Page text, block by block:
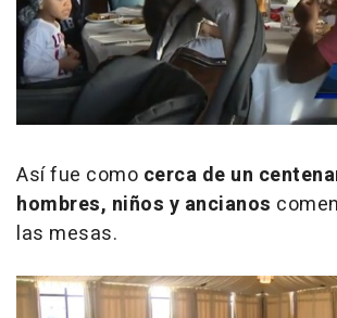
Así fue como cerca de un
hombres, niños y ancianos
las mesas.